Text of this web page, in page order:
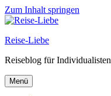
Zum Inhalt springen
Reise-Liebe
Reiseblog für Individualisten
Menü